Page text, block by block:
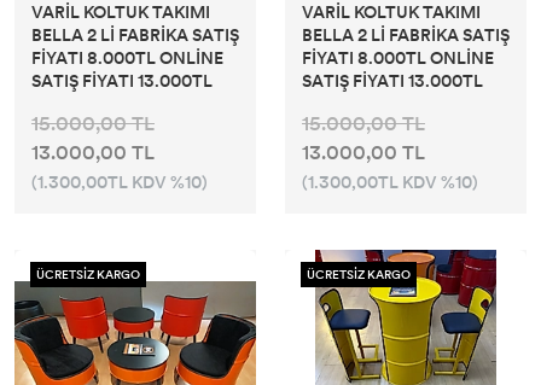
VARİL KOLTUK TAKIMI
BELLA 2 Lİ FABRİKA SATIŞ
FİYATI 8.000TL ONLİNE
SATIŞ FİYATI 13.000TL
15.000,00 TL
13.000,00 TL
(1.300,00TL KDV %10)
VARİL KOLTUK TAKIMI
BELLA 2 Lİ FABRİKA SATIŞ
FİYATI 8.000TL ONLİNE
SATIŞ FİYATI 13.000TL
15.000,00 TL
13.000,00 TL
(1.300,00TL KDV %10)
ÜCRETSİZ KARGO ÜCRETSİZ KARGO